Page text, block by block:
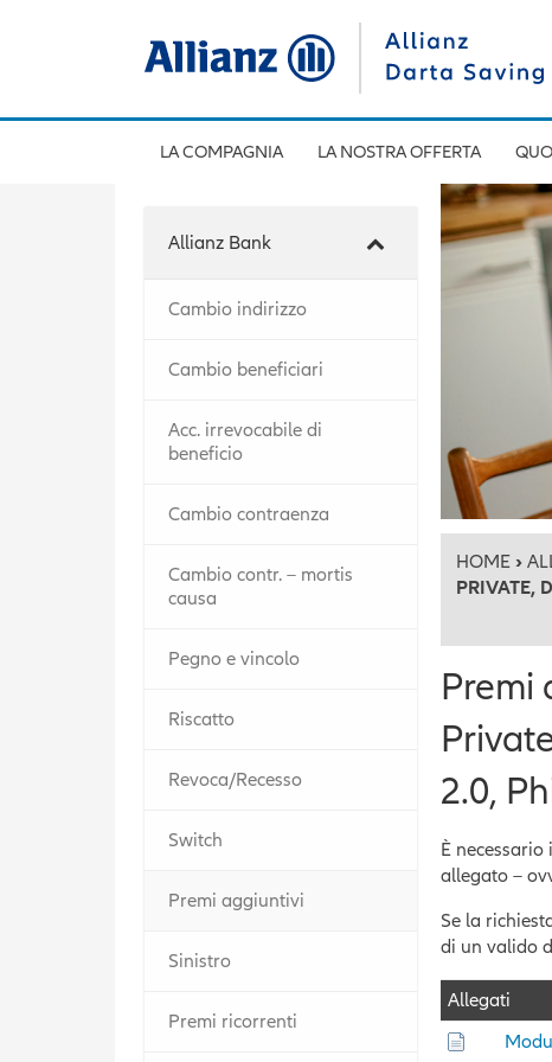
LA COMPAGNIA LA NOSTRA OFFERTA
Allianz Bank
Cambio indirizzo
Cambio beneficiari
Acc. irrevocabile di
beneficio
Cambio contraenza
Cambio contr. – mortis
causa
Pegno e vincolo
Riscatto
Revoca/Recesso
Switch
Premi aggiuntivi
Sinistro
Premi ricorrenti
HOME›
PRIVATE,
Premi
2.0,
È
allegato –
Se la
di un valido
Allegati